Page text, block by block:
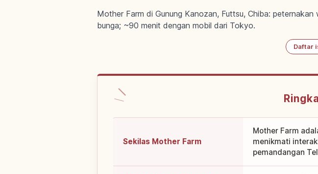
Mother Farm di Gunung Kanozan, Futtsu, Chiba:
bunga; ~90 menit dengan mobil dari Tokyo.
Daftar
Sekilas Mother Farm
Mother Farm
menikmati
pemandangan